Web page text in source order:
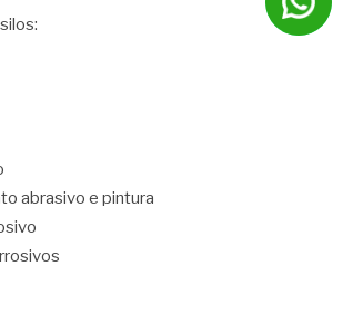
abrasivo e pintura